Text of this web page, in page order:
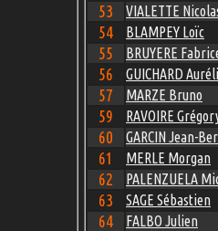
53 VIALETTE
54 BLAMPEY Loïc
55 BRUYERE
56 GUICHARD
57 MARZE Bruno
59 RAVOIRE
60 GARCIN Jean-
61 MERLE Morgan
62 PALENZUELA
63 SAGE Sébastien
64 FALBO Julien